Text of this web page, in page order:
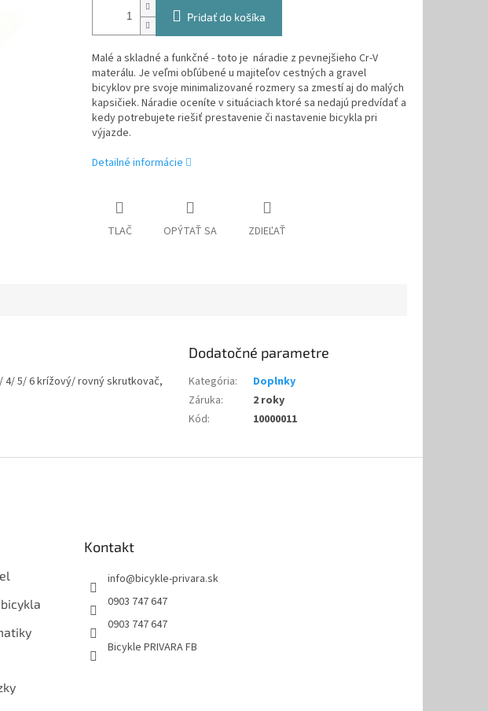
Pridať do košíka
Malé a skladné a funkčné - toto je náradie z pevnejšieho Cr-V
materálu. Je veľmi obľúbené u majiteľov cestných a gravel
bicyklov pre svoje minimalizované rozmery sa zmestí aj do malých
kapsičiek. Náradie oceníte v situáciach ktoré sa nedajú predvídať a
kedy potrebujete riešiť prestavenie či nastavenie bicykla pri
výjazde.
Detailné informácie
TLAČ OPÝTAŤ SA ZDIEĽAŤ
4/ 5/ 6 krížový/ rovný skrutkovač,
Dodatočné parametre
Kategória:
Doplnky
Záruka:
2 roky
Kód: 10000011
Kontakt
info@bicykle-privara.sk
0903 747 647
0903 747 647
Bicykle PRIVARA FB